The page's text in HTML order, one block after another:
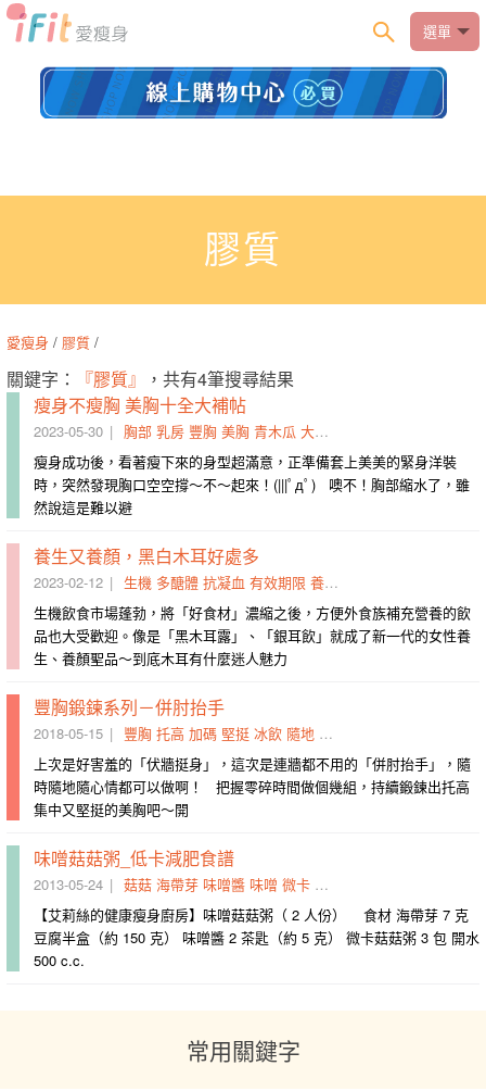
選單
膠質
愛瘦身 / 膠質 /
關鍵字： 『膠質』
，共有4筆搜尋結果
瘦身不瘦胸 美胸十全大補帖
2023-05-30 胸部 乳房 豐胸 美胸 青木瓜 大補帖
瘦身成功後，看著瘦下來的身型超滿意，正準備套上美美的緊身洋裝
時，突然發現胸口空空撐～不～起來！(|||ﾟдﾟ) 噢不！胸部縮水了，雖
然說這是難以避
養生又養顏，黑白木耳好處多
2023-02-12 生機 多醣體 抗凝血 有效期限 養顏
生機飲食市場蓬勃，將「好食材」濃縮之後，方便外食族補充營養的飲
品也大受歡迎。像是「黑木耳露」、「銀耳飲」就成了新一代的女性養
生、養顏聖品～到底木耳有什麼迷人魅力
豐胸鍛鍊系列－併肘抬手
2018-05-15 豐胸 托高 加碼 堅挺 冰飲 隨地 鍛鍊出
上次是好害羞的「伏牆挺身」，這次是連牆都不用的「併肘抬手」，隨
時隨地隨心情都可以做啊！ 把握零碎時間做個幾組，持續鍛鍊出托高
集中又堅挺的美胸吧～開
味噌菇菇粥_低卡減肥食譜
2013-05-24 菇菇 海帶芽 味噌醬 味噌 微卡 豆腐
【艾莉絲的健康瘦身廚房】味噌菇菇粥（ 2 人份） 食材 海帶芽 7 克
豆腐半盒（約 150 克） 味噌醬 2 茶匙（約 5 克） 微卡菇菇粥 3 包 開水
500 c.c.
常用關鍵字